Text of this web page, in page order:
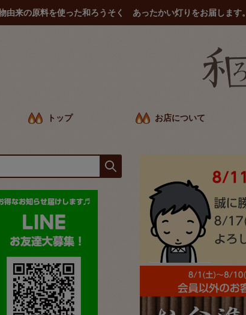
由来の原料を使った和ろうそく あったかい灯りをお届します。
トップ お店について